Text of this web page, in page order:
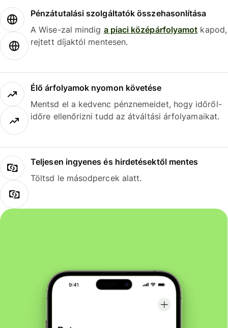
Pénzátutalási szolgáltatók összehasonlítása
A Wise-zal mindig a piaci középárfolyamot kapod,
rejtett díjaktól mentesen.
Élő árfolyamok nyomon követése
Mentsd el a kedvenc pénznemeidet, hogy időről-
időre ellenőrizni tudd az átváltási árfolyamaikat.
Teljesen ingyenes és hirdetésektől mentes
Töltsd le másodpercek alatt.